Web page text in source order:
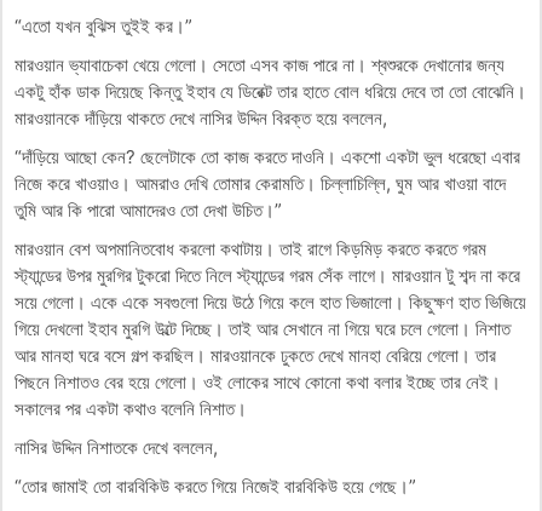
“এতো যখন বুঝিস তুইই কর।”
মারওয়ান ভ্যাবাচেকা খেয়ে গেলো। সেতো এসব কাজ পারে না। শ্বশুরকে দেখানোর জন্য
একটু হাঁক ডাক দিয়েছে কিন্তু ইহাব যে ডিরেক্ট তার হাতে বোল ধরিয়ে দেবে তা তো বোঝেনি।
মারওয়ানকে দাঁড়িয়ে থাকতে দেখে নাসির উদ্দিন বিরক্ত হয়ে বললেন,
“দাঁড়িয়ে আছো কেন? ছেলেটাকে তো কাজ করতে দাওনি। একশো একটা ভুল ধরেছো এবার
নিজে করে খাওয়াও। আমরাও দেখি তোমার কেরামতি। চিল্লাচিল্লি, ঘুম আর খাওয়া বাদে
তুমি আর কি পারো আমাদেরও তো দেখা উচিত।”
মারওয়ান বেশ অপমানিতবোধ করলো কথাটায়। তাই রাগে কিড়মিড় করতে করতে গরম
স্ট্যান্ডের উপর মুরগির টুকরো দিতে নিলে স্ট্যান্ডের গরম সেঁক লাগে। মারওয়ান টু শব্দ না করে
সয়ে গেলো। একে একে সবগুলো দিয়ে উঠে গিয়ে কলে হাত ভিজালো। কিছুক্ষণ হাত ভিজিয়ে
গিয়ে দেখলো ইহাব মুরগি উল্টে দিচ্ছে। তাই আর সেখানে না গিয়ে ঘরে চলে গেলো। নিশাত
আর মানহা ঘরে বসে গল্প করছিল। মারওয়ানকে ঢুকতে দেখে মানহা বেরিয়ে গেলো। তার
পিছনে নিশাতও বের হয়ে গেলো। ওই লোকের সাথে কোনো কথা বলার ইচ্ছে তার নেই।
সকালের পর একটা কথাও বলেনি নিশাত।
নাসির উদ্দিন নিশাতকে দেখে বললেন,
“তোর জামাই তো বারবিকিউ করতে গিয়ে নিজেই বারবিকিউ হয়ে গেছে।”